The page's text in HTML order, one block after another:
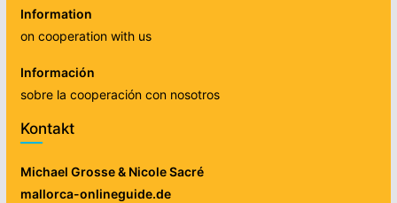
Information
on cooperation with us
Información
sobre la cooperación con nosotros
Kontakt
Michael Grosse & Nicole Sacré
mallorca-onlineguide.de